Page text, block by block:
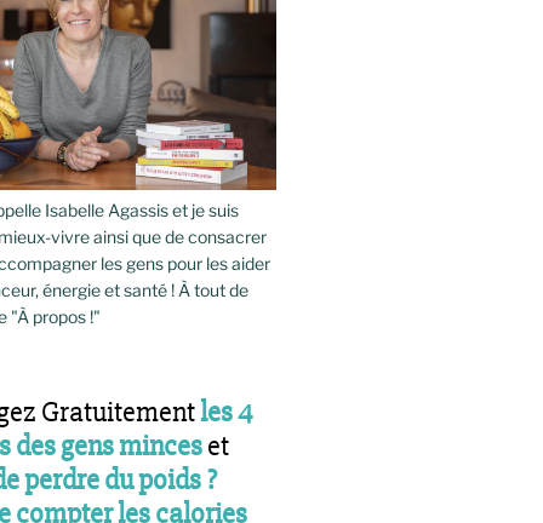
Isabelle Agassis et je suis
vivre ainsi que de consacrer
les gens pour les aider
énergie et santé ! À tout de
"À propos !"